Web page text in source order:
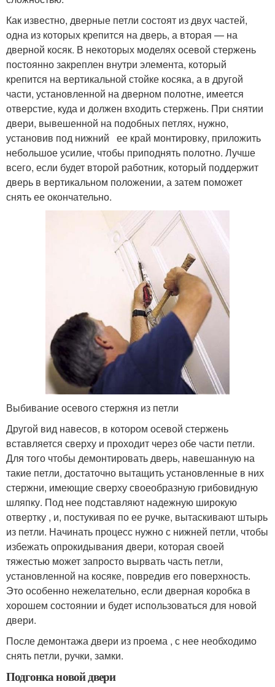
Как известно, дверные петли состоят из двух частей,
одна из которых крепится на дверь, а вторая — на
дверной косяк. В некоторых моделях осевой стержень
постоянно закреплен внутри элемента, который
крепится на вертикальной стойке косяка, а в другой
части, установленной на дверном полотне, имеется
отверстие, куда и должен входить стержень. При снятии
двери, вывешенной на подобных петлях, нужно,
установив под нижний ее край монтировку, приложить
небольшое усилие, чтобы приподнять полотно. Лучше
всего, если будет второй работник, который поддержит
дверь в вертикальном положении, а затем поможет
снять ее окончательно.
Выбивание осевого стержня из петли
Другой вид навесов, в котором осевой стержень
вставляется сверху и проходит через обе части петли.
Для того чтобы демонтировать дверь, навешанную на
такие петли, достаточно вытащить установленные в них
стержни, имеющие сверху своеобразную грибовидную
шляпку. Под нее подставляют надежную широкую
отвертку , и, постукивая по ее ручке, вытаскивают штырь
из петли. Начинать процесс нужно с нижней петли, чтобы
избежать опрокидывания двери, которая своей
тяжестью может запросто вырвать часть петли,
установленной на косяке, повредив его поверхность.
Это особенно нежелательно, если дверная коробка в
хорошем состоянии и будет использоваться для новой
двери.
После демонтажа двери из проема , с нее необходимо
снять петли, ручки, замки.
Подгонка новой двери